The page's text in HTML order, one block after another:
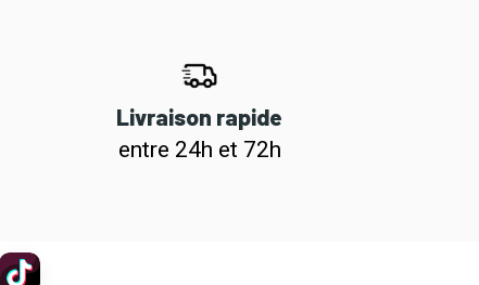
Livraison rapide
entre 24h et 72h